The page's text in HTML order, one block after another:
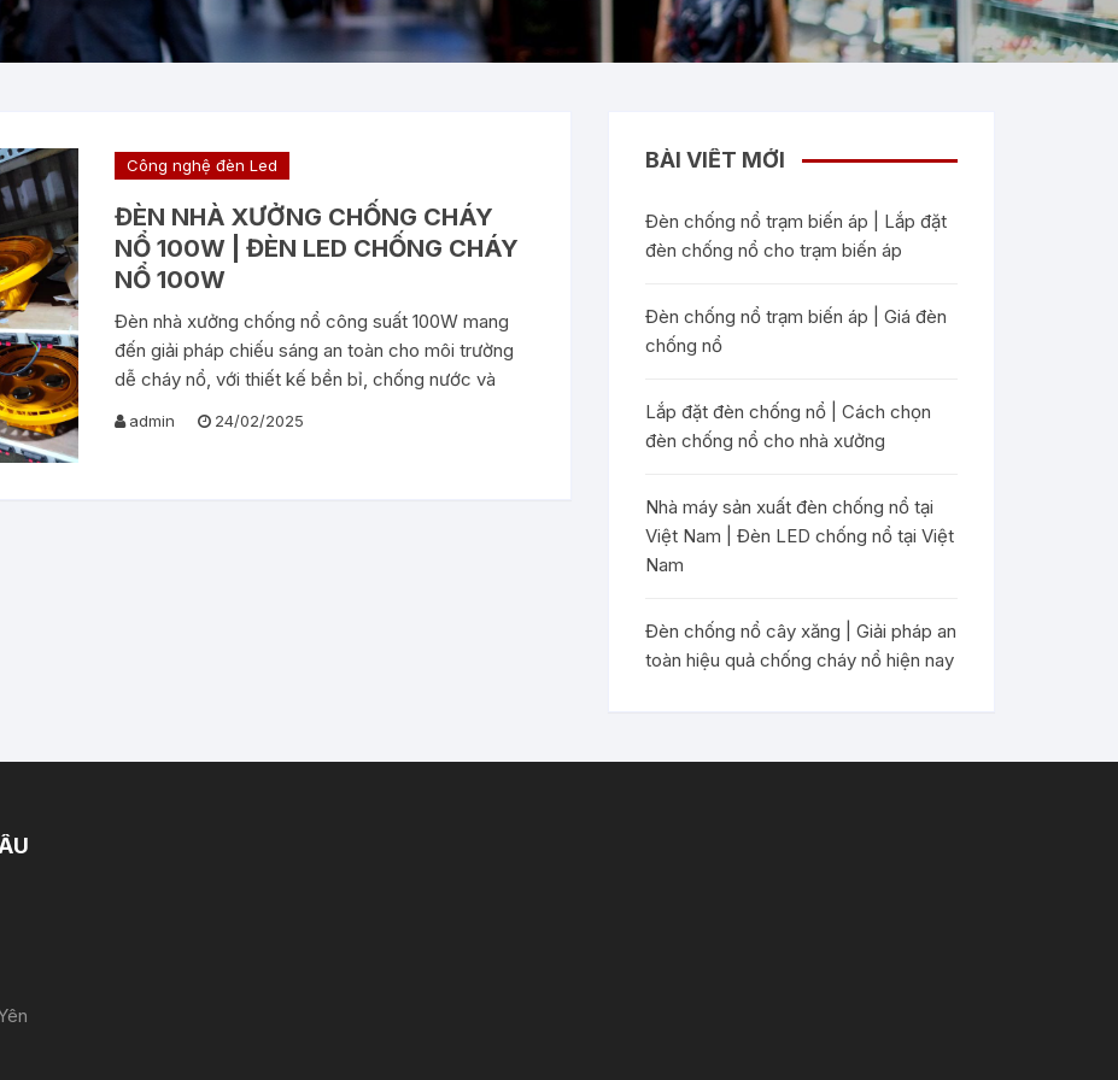
Công nghệ đèn Led
ĐÈN NHÀ XƯỞNG CHỐNG CHÁY
NỔ 100W | ĐÈN LED CHỐNG CHÁY
NỔ 100W
Đèn nhà xưởng chống nổ công suất 100W mang
đến giải pháp chiếu sáng an toàn cho môi trường
dễ cháy nổ, với thiết kế bền bỉ, chống nước và
admin 24/02/2025
BÀI VIẾT MỚI
Đèn chống nổ trạm biến áp | Lắp đặt
đèn chống nổ cho trạm biến áp
Đèn chống nổ trạm biến áp | Giá đèn
chống nổ
Lắp đặt đèn chống nổ | Cách chọn
đèn chống nổ cho nhà xưởng
Nhà máy sản xuất đèn chống nổ tại
Việt Nam | Đèn LED chống nổ tại Việt
Nam
Đèn chống nổ cây xăng | Giải pháp an
toàn hiệu quả chống cháy nổ hiện nay